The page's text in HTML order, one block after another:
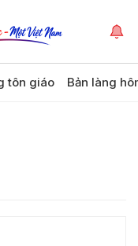
tôn giáo Bản làng